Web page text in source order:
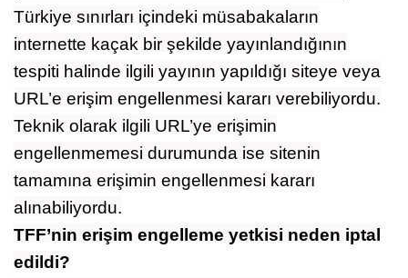
Türkiye sınırları içindeki müsabakaların
internette kaçak bir şekilde yayınlandığının
tespiti halinde ilgili yayının yapıldığı siteye veya
URL’e erişim engellenmesi kararı verebiliyordu.
Teknik olarak ilgili URL’ye erişimin
engellenmemesi durumunda ise sitenin
tamamına erişimin engellenmesi kararı
alınabiliyordu.
TFF’nin erişim engelleme yetkisi neden iptal
edildi?